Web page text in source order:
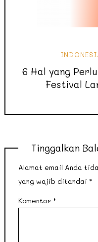
6 Hal yang
Festival
Tinggalkan
Alamat email Anda
yang wajib ditandai *
Komentar *